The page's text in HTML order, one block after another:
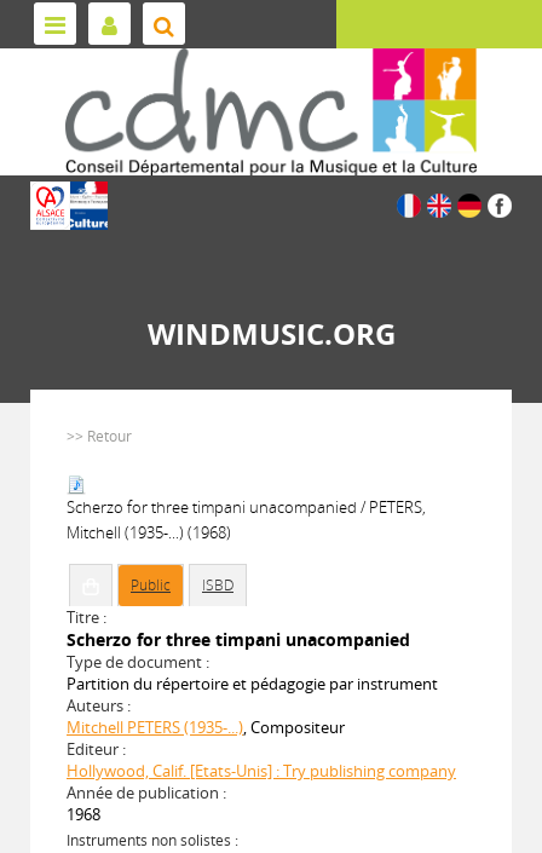
WINDMUSIC.ORG
>> Retour
Scherzo for three timpani unacompanied / PETERS,
Mitchell (1935-...) (1968)
Public ISBD
Titre :
Scherzo for three timpani unacompanied
Type de document :
Partition du répertoire et pédagogie par instrument
Auteurs :
Mitchell PETERS (1935-...), Compositeur
Editeur :
Hollywood, Calif. [Etats-Unis] : Try publishing company
Année de publication :
1968
Instruments non solistes :